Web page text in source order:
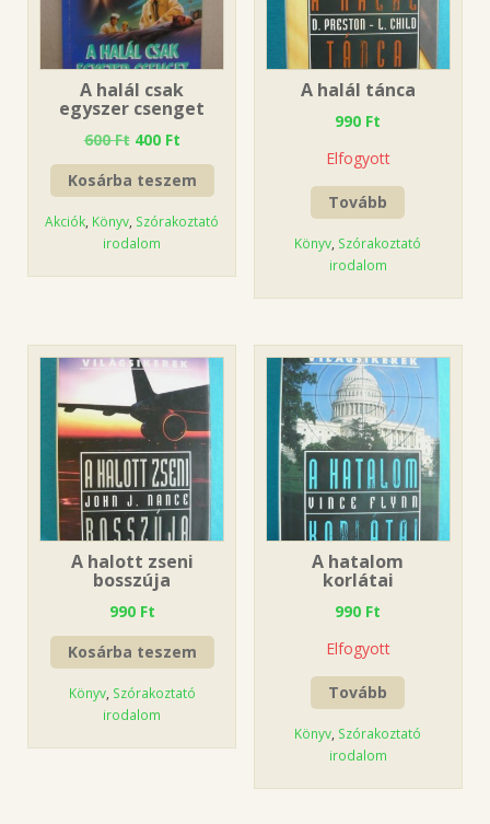
A halál csak
egyszer csenget
600Ft 400 Ft
Kosárba teszem
Akciók, Könyv, Szórakoztató
irodalom
A halál tánca
990 Ft
Elfogyott
Tovább
Könyv, Szórakoztató
irodalom
A halott zseni
bosszúja
990 Ft
Kosárba teszem
Könyv, Szórakoztató
irodalom
A hatalom
korlátai
990 Ft
Elfogyott
Tovább
Könyv, Szórakoztató
irodalom